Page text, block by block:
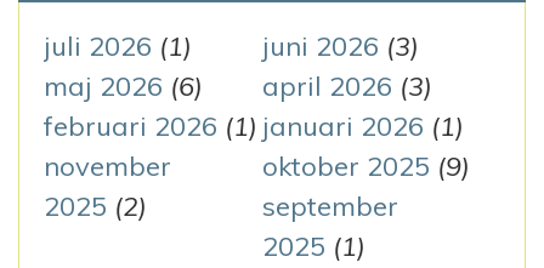
t
e
r
:
juli 2026 (1) juni 2026 (3)
maj 2026 (6) april 2026 (3)
februari 2026 (1) januari 2026 (1)
november
2025 (2)
oktober 2025 (9)
september
2025 (1)